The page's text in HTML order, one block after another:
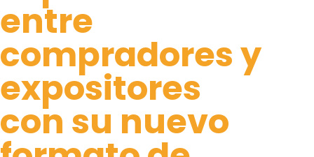
entre
compradores y
expositores
con su nuevo